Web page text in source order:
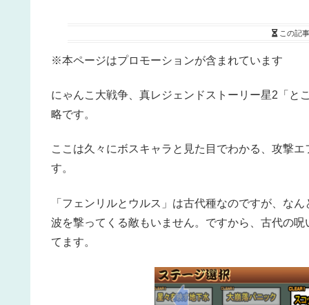
この記
※本ページはプロモーションが含まれています
にゃんこ大戦争、真レジェンドストーリー星2「と
略です。
ここは久々にボスキャラと見た目でわかる、攻撃
す。
「フェンリルとウルス」は古代種なのですが、な
波を撃ってくる敵もいません。ですから、古代の
てます。